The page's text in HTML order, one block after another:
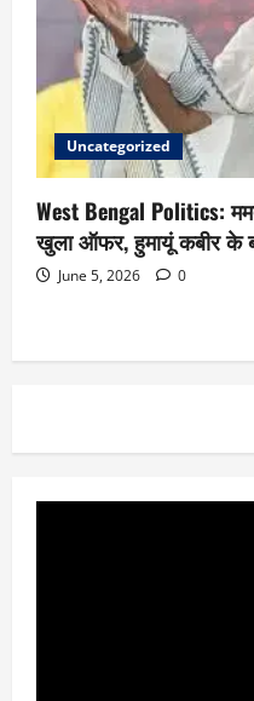
Uncategorized
West Bengal Politics:
खुला ऑफर, हुमायूं कबीर के
June 5, 2026 0